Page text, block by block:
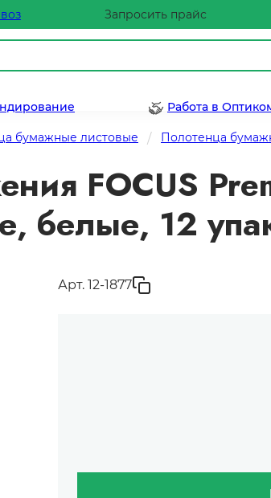
Запросить прайс
Работа в
бумажные листовые Полотенца
FOCUS
белые, 12
Арт. 12-1877